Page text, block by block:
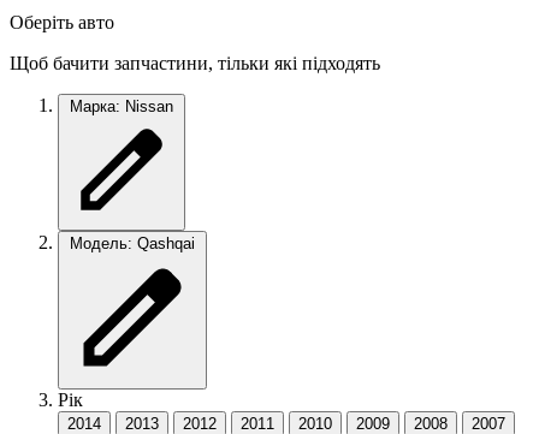
Оберіть авто
Щоб бачити запчастини, тільки які підходять
Марка: Nissan
Модель: Qashqai
Рік
2014 2013 2012 2011 2010 2009 2008 2007